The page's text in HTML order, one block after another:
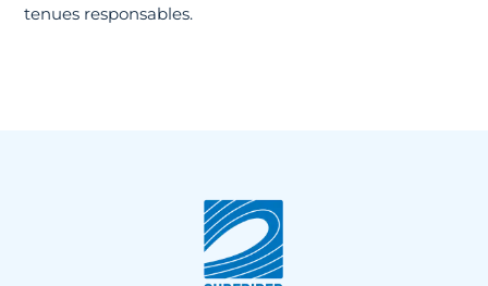
tenues responsables.